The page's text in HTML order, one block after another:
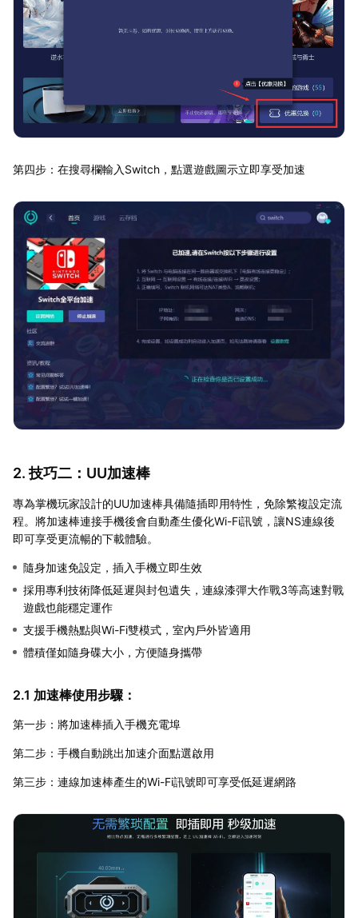
第四步：在搜尋欄輸入Switch，點選遊戲圖示立即享受加速
2. 技巧二：UU加速棒
專為掌機玩家設計的UU加速棒具備隨插即用特性，免除繁複設定流
程。將加速棒連接手機後會自動產生優化Wi-Fi訊號，讓NS連線後
即可享受更流暢的下載體驗。
隨身加速免設定，插入手機立即生效
採用專利技術降低延遲與封包遺失，連線漆彈大作戰3等高速對戰
遊戲也能穩定運作
支援手機熱點與Wi-Fi雙模式，室內戶外皆適用
體積僅如隨身碟大小，方便隨身攜帶
2.1 加速棒使用步驟：
第一步：將加速棒插入手機充電埠
第二步：手機自動跳出加速介面點選啟用
第三步：連線加速棒產生的Wi-Fi訊號即可享受低延遲網路